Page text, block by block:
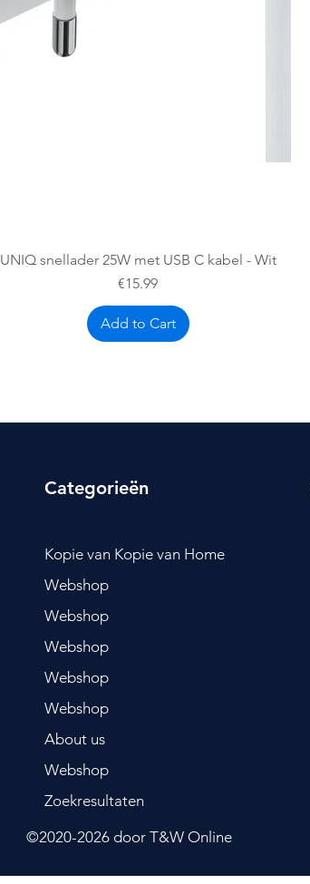
Quick View
UNIQ snellader 25W met USB C kabel - Wit
Price
€15.99
Add to Cart
Categorieën
Kopie van Kopie van Home
Webshop
Webshop
Webshop
Webshop
Webshop
About us
Webshop
Zoekresultaten
©2020-2026 door T&W Online